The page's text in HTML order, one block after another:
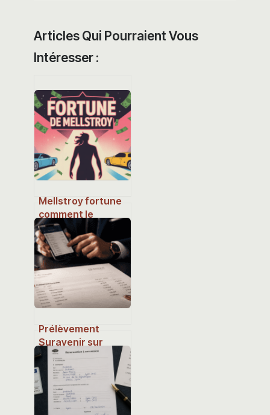
Articles Qui Pourraient Vous
Intéresser :
Mellstroy fortune
comment le
streamer a bâti et
fait évoluer sa
richesse
Prélèvement
Suravenir sur
votre compte : est-
ce une erreur, une
fraude ou un
contrat oublié ?